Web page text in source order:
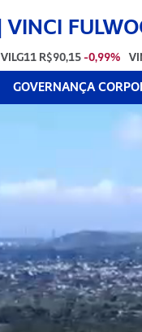
|VINCI
VILG11 R$90,15 -0,99%
GOVERNANÇA